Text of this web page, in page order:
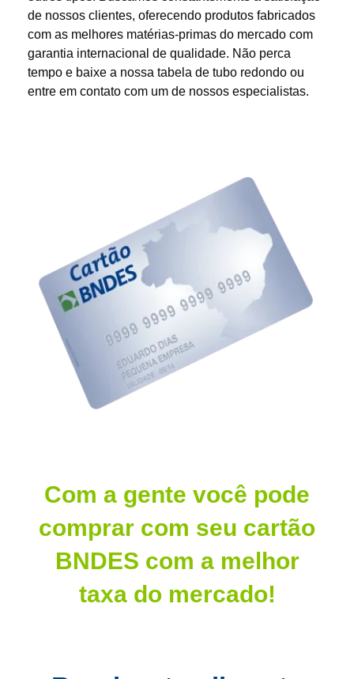
de nossos clientes, oferecendo produtos fabricados
com as melhores matérias-primas do mercado com
garantia internacional de qualidade. Não perca
tempo e baixe a nossa tabela de tubo redondo ou
entre em contato com um de nossos especialistas.
Com a gente você pode
comprar com seu cartão
BNDES com a melhor
taxa do mercado!